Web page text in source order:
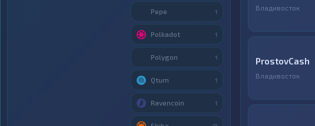
Владивосток
ProstovCash
Владивосток
Pepe 1
Polkadot 1
Polygon 1
Qtum 1
Ravencoin 1